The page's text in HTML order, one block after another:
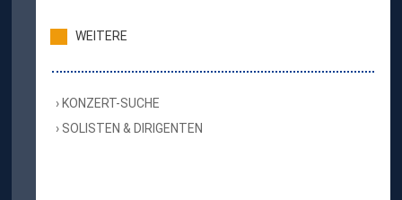
WEITERE
KONZERT-SUCHE
SOLISTEN & DIRIGENTEN